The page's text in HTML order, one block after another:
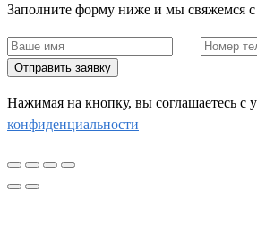
Заполните форму ниже и мы свяжемся
Отправить заявку
Нажимая на кнопку, вы соглашаетесь c
конфиденциальности